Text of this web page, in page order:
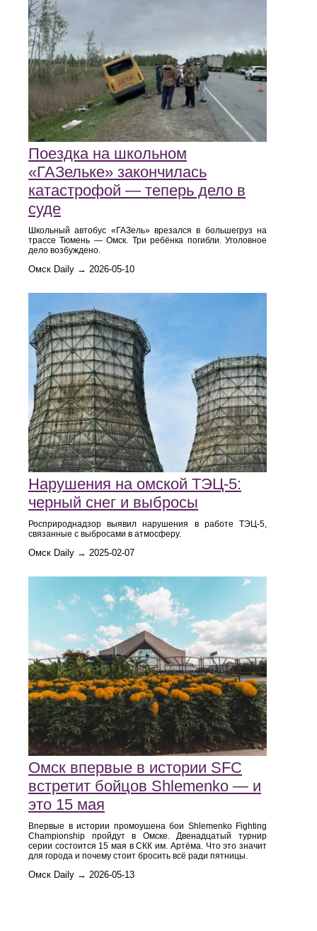
Поездка на школьном
«ГАЗельке» закончилась
катастрофой — теперь дело в
суде
Школьный автобус «ГАЗель» врезался в большегруз на
трассе Тюмень — Омск. Три ребёнка погибли. Уголовное
дело возбуждено.
Омск Daily → 2026-05-10
Нарушения на омской ТЭЦ-5:
черный снег и выбросы
Росприроднадзор выявил нарушения в работе ТЭЦ-5,
связанные с выбросами в атмосферу.
Омск Daily → 2025-02-07
Омск впервые в истории SFC
встретит бойцов Shlemenko — и
это 15 мая
Впервые в истории промоушена бои Shlemenko Fighting
Championship пройдут в Омске. Двенадцатый турнир
серии состоится 15 мая в СКК им. Артёма. Что это значит
для города и почему стоит бросить всё ради пятницы.
Омск Daily → 2026-05-13